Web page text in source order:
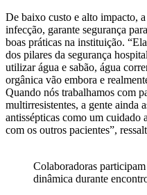
De baixo custo e alto impacto,
infecção, garante segurança
boas práticas na instituição.
dos pilares da segurança
utilizar água e sabão, água
orgânica vão embora e
Quando nós trabalhamos com
multirresistentes, a gente ainda
antissépticas como um cuidado
com os outros pacientes”,
Colaboradoras
dinâmica durante